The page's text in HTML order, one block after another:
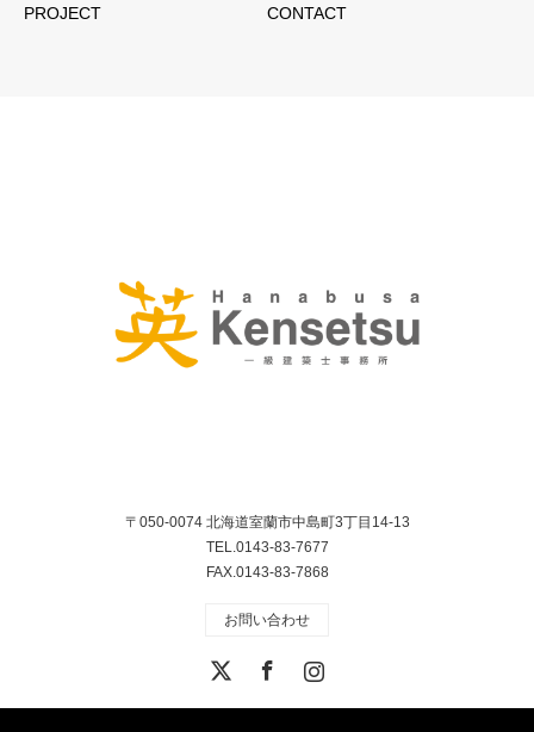
PROJECT CONTACT
〒050-0074 北海道室蘭市中島町3丁目14-13
TEL.0143-83-7677
FAX.0143-83-7868
お問い合わせ
Instagram